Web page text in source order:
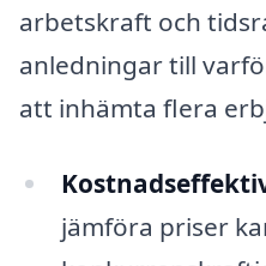
arbetskraft och
anledningar till
att inhämta flera
jämföra priser